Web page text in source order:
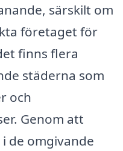
särskilt om
företaget för
finns flera
städerna som
och
Genom att
de omgivande